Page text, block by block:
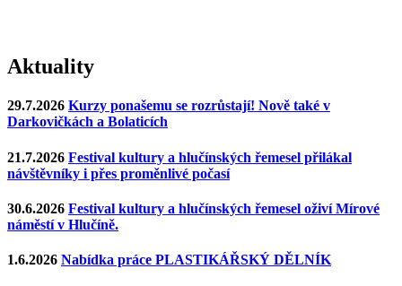
Aktuality
29.7.2026 Kurzy ponašemu se rozrůstají! Nově také v
Darkovičkách a Bolaticích
21.7.2026 Festival kultury a hlučínských řemesel přilákal
návštěvníky i přes proměnlivé počasí
30.6.2026 Festival kultury a hlučínských řemesel oživí Mírové
náměstí v Hlučíně.
1.6.2026 Nabídka práce PLASTIKÁŘSKÝ DĚLNÍK